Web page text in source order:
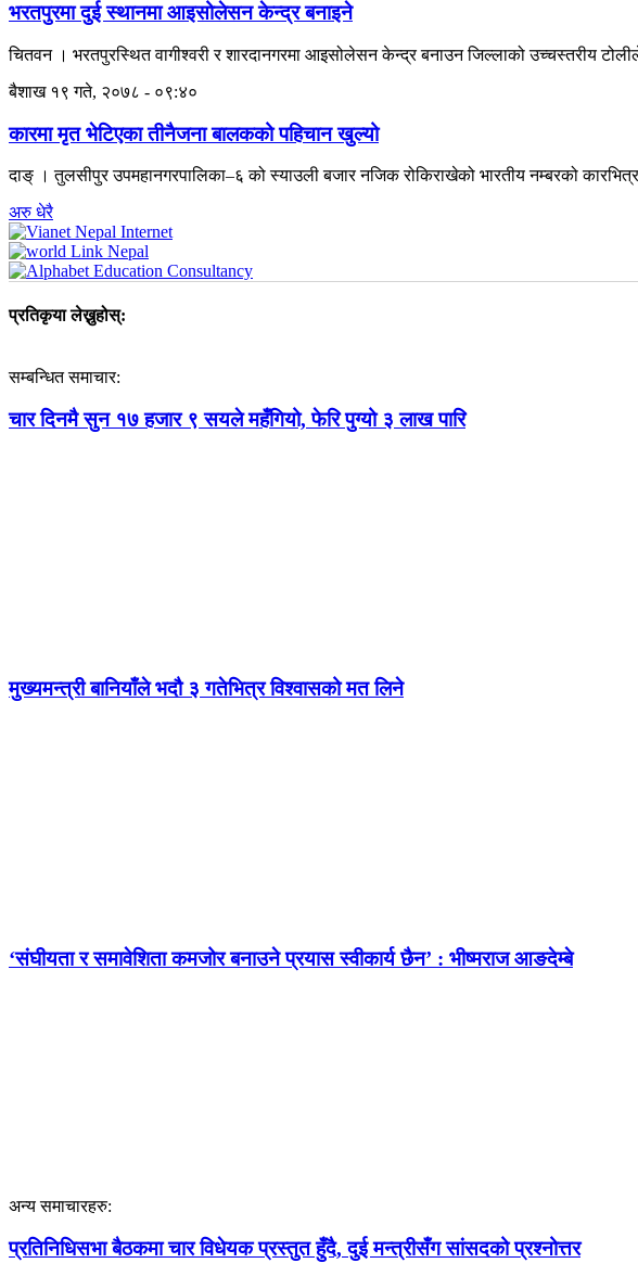
भरतपुरमा दुई स्थानमा आइसोलेसन केन्द्र बनाइने
चितवन । भरतपुरस्थित वागीश्वरी र शारदानगरमा आइसोलेसन केन्द्र बनाउन जिल्लाको उच्चस्तरीय
बैशाख १९ गते, २०७८ - ०९:४०
कारमा मृत भेटिएका तीनैजना बालकको पहिचान खुल्यो
दाङ् । तुलसीपुर उपमहानगरपालिका–६ को स्याउली बजार नजिक रोकिराखेको भारतीय नम्बरको
अरु धेरै
प्रतिकृया लेख्नुहोस्:
सम्बन्धित समाचार:
चार दिनमै सुन १७ हजार ९ सयले महँगियो, फेरि पुग्यो ३ लाख पारि
मुख्यमन्त्री बानियाँले भदौ ३ गतेभित्र विश्वासको मत लिने
‘संघीयता र समावेशिता कमजोर बनाउने प्रयास स्वीकार्य छैन’ : भीष्मराज आङदेम्बे
अन्य समाचारहरु:
प्रतिनिधिसभा बैठकमा चार विधेयक प्रस्तुत हुँदै, दुई मन्त्रीसँग सांसदको प्रश्नोत्तर